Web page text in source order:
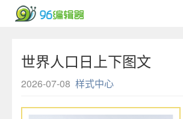
世界人口日上下图文
2026-07-08 样式中心